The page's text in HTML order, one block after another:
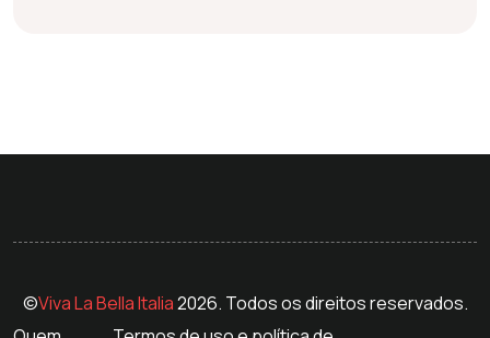
©Viva La Bella Italia2026. Todos os direitos reservados.